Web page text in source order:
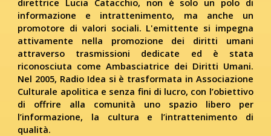
direttrice Lucia Catacchio, non è solo un polo di
informazione e intrattenimento, ma anche un
promotore di valori sociali. L'emittente si impegna
attivamente nella promozione dei diritti umani
attraverso trasmissioni dedicate ed è stata
riconosciuta come Ambasciatrice dei Diritti Umani.
Nel 2005, Radio Idea si è trasformata in Associazione
Culturale apolitica e senza fini di lucro, con l’obiettivo
di offrire alla comunità uno spazio libero per
l’informazione, la cultura e l’intrattenimento di
qualità.